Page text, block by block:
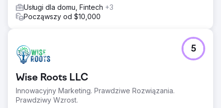
Usługi dla domu, Fintech +3
Począwszy od $10,000
Wise Roots LLC
Innowacyjny Marketing. Prawdziwe Rozwiązania.
Prawdziwy Wzrost.
5